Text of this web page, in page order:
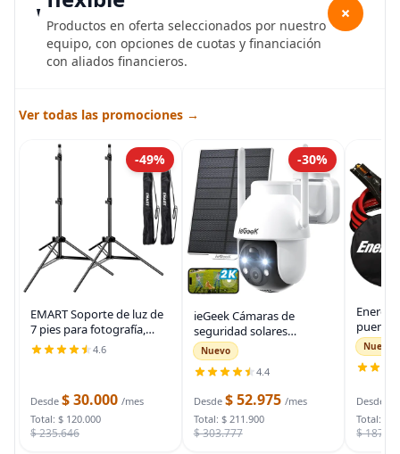
Productos en oferta seleccionados por nuestro
equipo, con opciones de cuotas y financiación
con aliados financieros.
+
Ver todas las promociones →
-49%
EMART Soporte de luz de
7 pies para fotografía,
soporte de trípode
con funda de
4.6
Desde $ 30.000 /mes
Total: $ 120.000
$ 235.646
-30%
ieGeek Cámaras de
seguridad solares
inalámbricas para
exteriores, cámara WiFi 2K
para sistema de
seguridad del hogar,
cámara de vigilancia
Nuevo
4.4
Desde $ 52.975 /mes
Total: $ 211.900
$ 303.777
puente
auto,
para
bolsa
Nuevo
Desde
Total: $
$